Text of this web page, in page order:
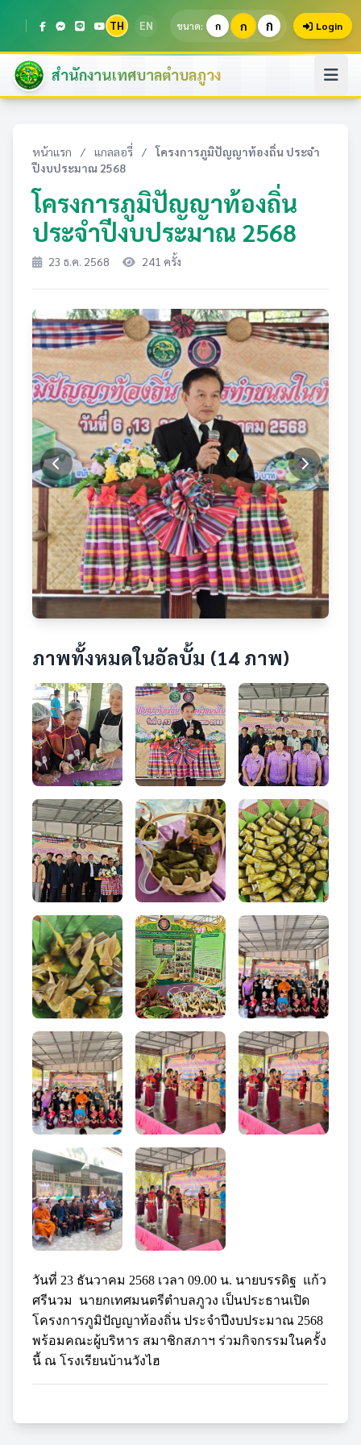
TH EN ขนาด: ก ก ก Login
สำนักงานเทศบาลตำบลภูวง
หน้าแรก / แกลลอรี่ /
โครงการภูมิปัญญาท้องถิ่น ประจำ
ปีงบประมาณ 2568
โครงการภูมิปัญญาท้องถิ่น
ประจำปีงบประมาณ 2568
23 ธ.ค. 2568 241 ครั้ง
ภาพทั้งหมดในอัลบั้ม (14 ภาพ)
วันที่ 23 ธันวาคม 2568 เวลา 09.00 น. นายบรรดิฐ แก้ว
ศรีนวม นายกเทศมนตรีตำบลภูวง เป็นประธานเปิด
โครงการภูมิปัญญาท้องถิ่น ประจำปีงบประมาณ 2568
พร้อมคณะผู้บริหาร สมาชิกสภาฯ ร่วมกิจกรรมในครั้ง
นี้ ณ โรงเรียนบ้านวังไฮ